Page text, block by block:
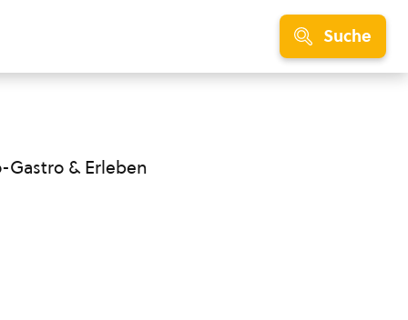
Suche
Gastro & Erleben